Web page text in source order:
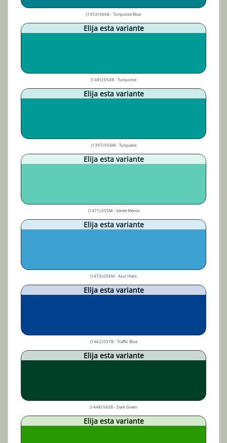
(1453) 066B - Turquoise Blue
Elija esta variante
(1485) 054B - Turquoise
Elija esta variante
(1397) 054M - Turquesa
Elija esta variante
(1471) 055M - Verde Menta
Elija esta variante
(1470) 056M - Azul Hielo
Elija esta variante
(1462) 057B - Traffic Blue
Elija esta variante
(1448) 060B - Dark Green
Elija esta variante